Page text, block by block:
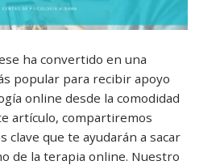
ha convertido en una
popular para recibir apoyo
online desde la comodidad
artículo, compartiremos
clave que te ayudarán a sacar
de la terapia online. Nuestro